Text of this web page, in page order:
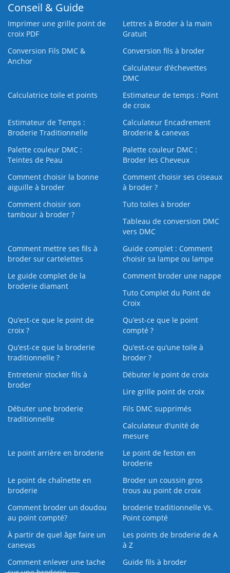
Conseil & Guide
Imprimer une grille point de
croix PDF
Lettres à Broder à la main
Gratuit
Conversion Fils DMC &
Anchor
Conversion fils à broder
Calculateur d’échevettes
DMC
Calculatrice toile et points
Estimateur de temps : Point
de croix
Estimateur de Temps :
Broderie Traditionnelle
Calculateur Encadrement
Broderie & canevas
Palette couleur DMC :
Teintes de Peau
Palette couleur DMC :
Broder les Cheveux
Comment choisir la bonne
aiguille à broder
Comment choisir ses ciseaux
à broder ?
Comment choisir son
tambour à broder ?
Tuto toiles à broder
Tableau de conversion DMC
vers DMC
Comment mettre ses fils à
broder sur cartelettes
Guide complet : Comment
choisir sa lampe ou lampe
Le guide complet de la
broderie diamant
Comment broder une nappe
Tuto Complet du Point de
Croix
Qu’est-ce que le point de
croix ?
Qu’est-ce que le point
compté ?
Qu’est-ce que la broderie
traditionnelle ?
Qu’est‑ce qu’une toile à
broder ?
Entretenir stocker fils à
broder
Débuter le point de croix
Lire grille point de croix
Débuter une broderie
traditionnelle
Fils DMC supprimés
Calculateur d'unité de
mesure
Le point arrière en broderie
Le point de feston en
broderie
Le point de chaînette en
broderie
Broder un coussin gros
trous au point de croix
Comment broder un doudou
au point compté?
broderie traditionnelle Vs.
Point compté
À partir de quel âge faire un
canevas
Les points de broderie de A
à Z
Comment enlever une tache
Guide fils à broder